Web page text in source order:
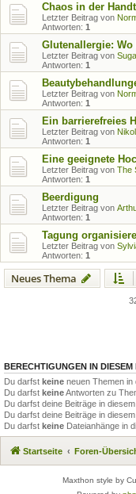
Chaos in der
Letzter Beitrag von
Antworten: 1
Glutenallergie:
Letzter Beitrag von
Antworten: 1
Letzter Beitrag von
Antworten: 1
Ein barrierefreies
Letzter Beitrag von
Antworten: 1
Eine geeignete
Letzter Beitrag von The
Antworten: 1
Beerdigung
Letzter Beitrag von
Antworten: 1
Tagung
Letzter Beitrag von
Antworten: 1
Neues Thema
BERECHTIGUNGEN IN DIESEM
Du darfst keine neuen Themen in
Du darfst keineAntworten zu
Du darfst deine Beiträge in
Du darfst deine Beiträge in
Du darfst keine Dateianhänge in
Startseite Foren-
Maxthon style by